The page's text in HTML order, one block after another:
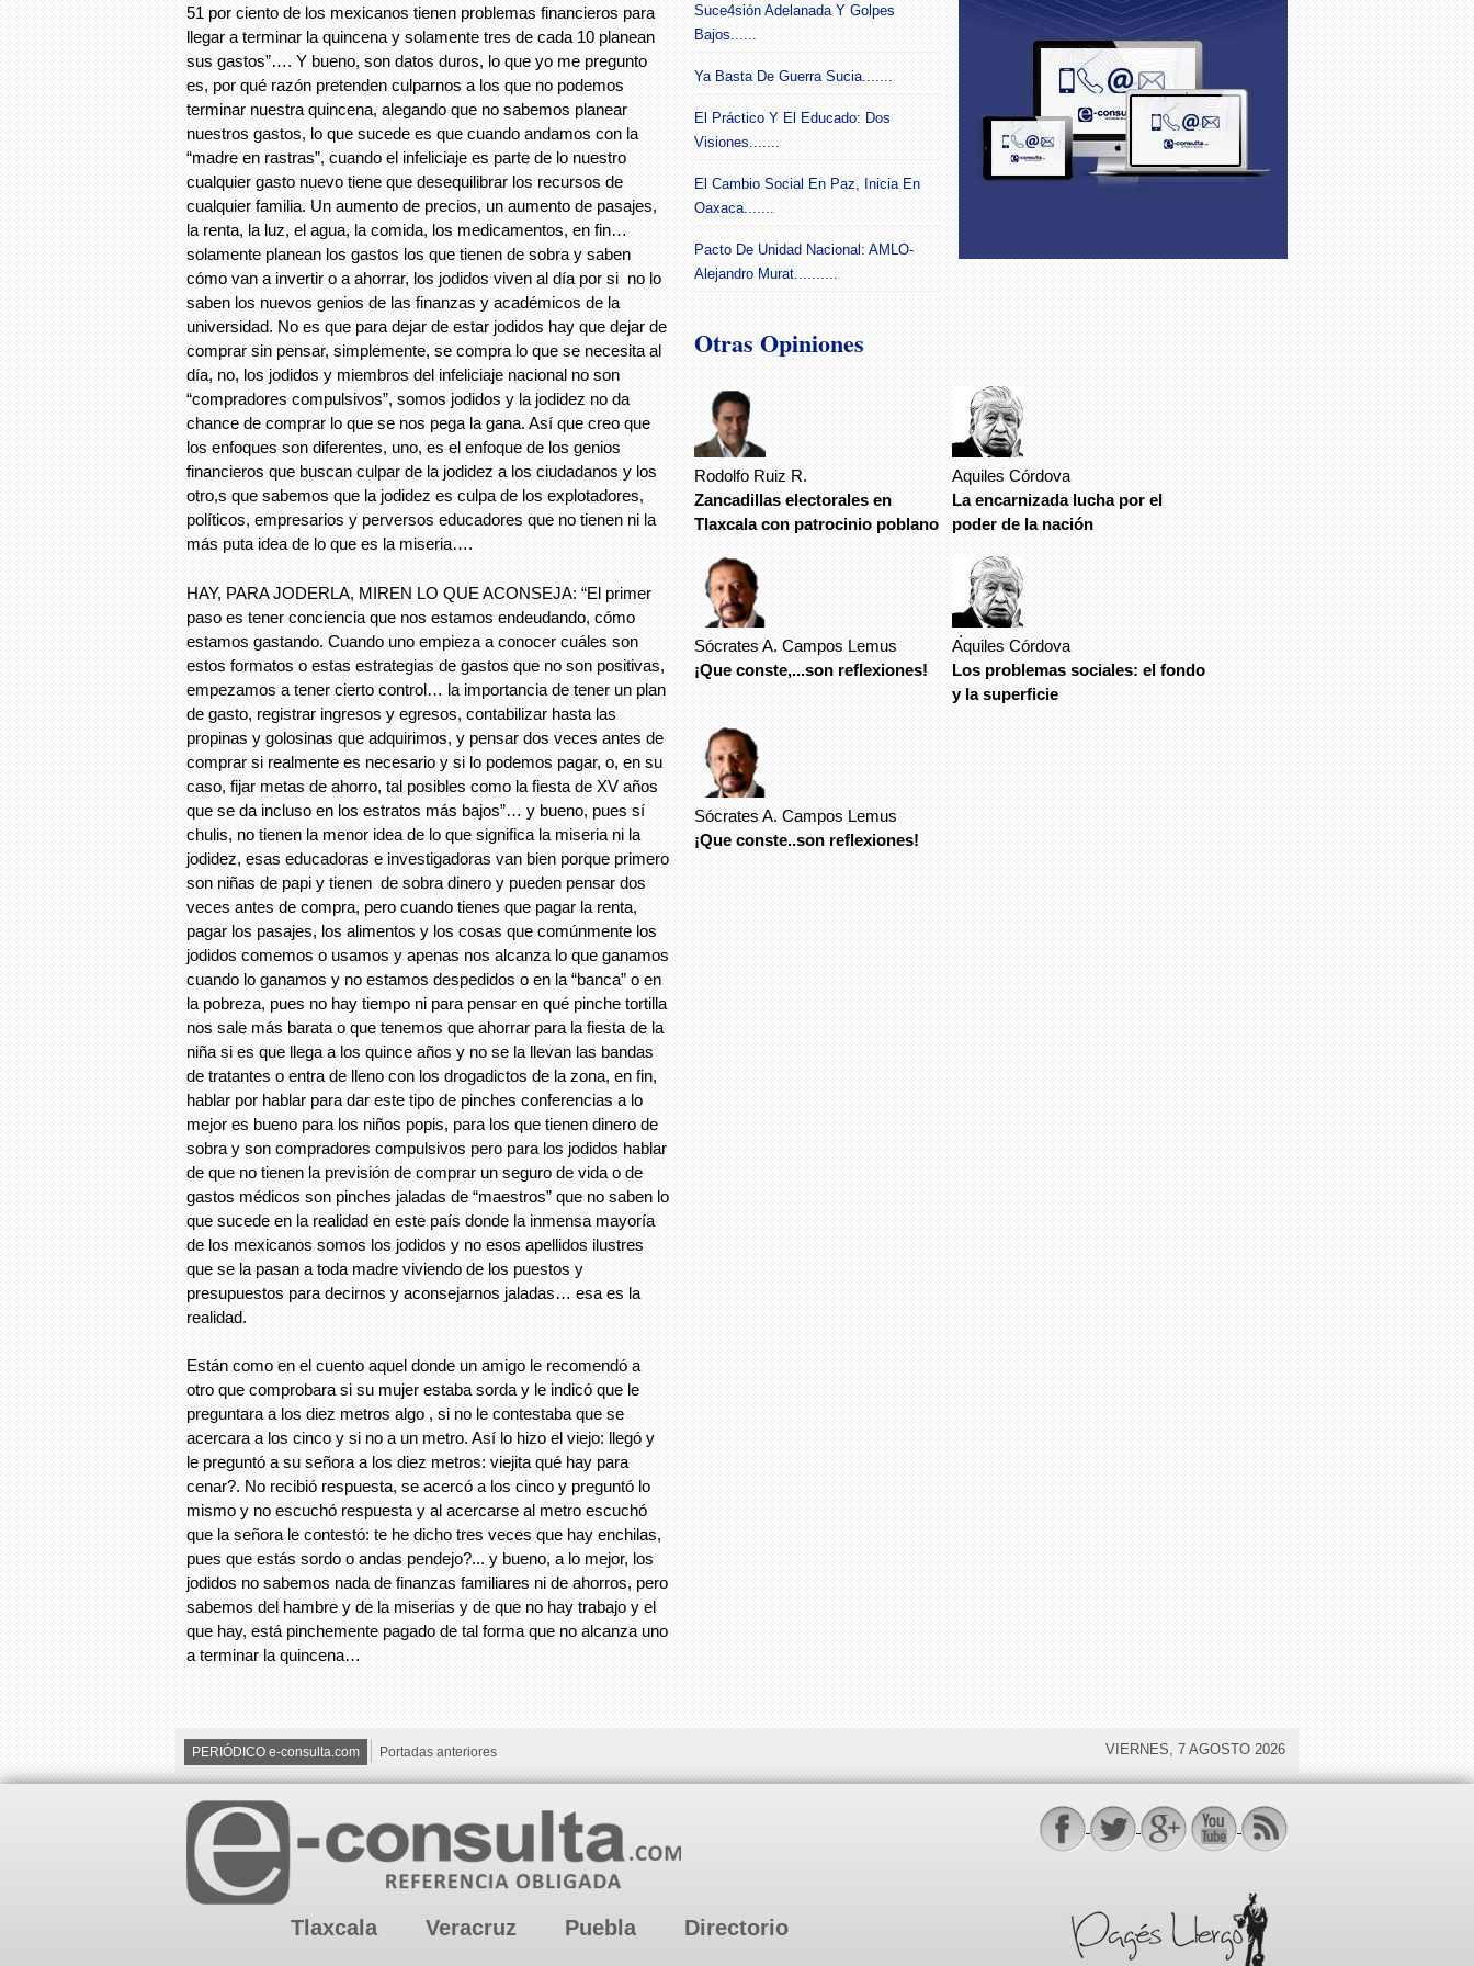
51 por ciento de los mexicanos tienen problemas financieros para
llegar a terminar la quincena y solamente tres de cada 10 planean
sus gastos”…. Y bueno, son datos duros, lo que yo me pregunto
es, por qué razón pretenden culparnos a los que no podemos
terminar nuestra quincena, alegando que no sabemos planear
nuestros gastos, lo que sucede es que cuando andamos con la
“madre en rastras”, cuando el infeliciaje es parte de lo nuestro
cualquier gasto nuevo tiene que desequilibrar los recursos de
cualquier familia. Un aumento de precios, un aumento de pasajes,
la renta, la luz, el agua, la comida, los medicamentos, en fin…
solamente planean los gastos los que tienen de sobra y saben
cómo van a invertir o a ahorrar, los jodidos viven al día por si no lo
saben los nuevos genios de las finanzas y académicos de la
universidad. No es que para dejar de estar jodidos hay que dejar de
comprar sin pensar, simplemente, se compra lo que se necesita al
día, no, los jodidos y miembros del infeliciaje nacional no son
“compradores compulsivos”, somos jodidos y la jodidez no da
chance de comprar lo que se nos pega la gana. Así que creo que
los enfoques son diferentes, uno, es el enfoque de los genios
financieros que buscan culpar de la jodidez a los ciudadanos y los
otro,s que sabemos que la jodidez es culpa de los explotadores,
políticos, empresarios y perversos educadores que no tienen ni la
más puta idea de lo que es la miseria….
HAY, PARA JODERLA, MIREN LO QUE ACONSEJA: “El primer
paso es tener conciencia que nos estamos endeudando, cómo
estamos gastando. Cuando uno empieza a conocer cuáles son
estos formatos o estas estrategias de gastos que no son positivas,
empezamos a tener cierto control… la importancia de tener un plan
de gasto, registrar ingresos y egresos, contabilizar hasta las
propinas y golosinas que adquirimos, y pensar dos veces antes de
comprar si realmente es necesario y si lo podemos pagar, o, en su
caso, fijar metas de ahorro, tal posibles como la fiesta de XV años
que se da incluso en los estratos más bajos”… y bueno, pues sí
chulis, no tienen la menor idea de lo que significa la miseria ni la
jodidez, esas educadoras e investigadoras van bien porque primero
son niñas de papi y tienen de sobra dinero y pueden pensar dos
veces antes de compra, pero cuando tienes que pagar la renta,
pagar los pasajes, los alimentos y los cosas que comúnmente los
jodidos comemos o usamos y apenas nos alcanza lo que ganamos
cuando lo ganamos y no estamos despedidos o en la “banca” o en
la pobreza, pues no hay tiempo ni para pensar en qué pinche tortilla
nos sale más barata o que tenemos que ahorrar para la fiesta de la
niña si es que llega a los quince años y no se la llevan las bandas
de tratantes o entra de lleno con los drogadictos de la zona, en fin,
hablar por hablar para dar este tipo de pinches conferencias a lo
mejor es bueno para los niños popis, para los que tienen dinero de
sobra y son compradores compulsivos pero para los jodidos hablar
de que no tienen la previsión de comprar un seguro de vida o de
gastos médicos son pinches jaladas de “maestros” que no saben lo
que sucede en la realidad en este país donde la inmensa mayoría
de los mexicanos somos los jodidos y no esos apellidos ilustres
que se la pasan a toda madre viviendo de los puestos y
presupuestos para decirnos y aconsejarnos jaladas… esa es la
realidad.
Están como en el cuento aquel donde un amigo le recomendó a
otro que comprobara si su mujer estaba sorda y le indicó que le
preguntara a los diez metros algo , si no le contestaba que se
acercara a los cinco y si no a un metro. Así lo hizo el viejo: llegó y
le preguntó a su señora a los diez metros: viejita qué hay para
cenar?. No recibió respuesta, se acercó a los cinco y preguntó lo
mismo y no escuchó respuesta y al acercarse al metro escuchó
que la señora le contestó: te he dicho tres veces que hay enchilas,
pues que estás sordo o andas pendejo?... y bueno, a lo mejor, los
jodidos no sabemos nada de finanzas familiares ni de ahorros, pero
sabemos del hambre y de la miserias y de que no hay trabajo y el
que hay, está pinchemente pagado de tal forma que no alcanza uno
a terminar la quincena…
Suce4sión Adelanada Y Golpes
Bajos......
Ya Basta De Guerra Sucia.......
El Práctico Y El Educado: Dos
Visiones.......
El Cambio Social En Paz, Inicia En
Oaxaca.......
Pacto De Unidad Nacional: AMLO-
Alejandro Murat..........
Otras Opiniones
Rodolfo Ruiz R.
Zancadillas electorales en
Tlaxcala con patrocinio poblano
Aquiles Córdova
La encarnizada lucha por el
poder de la nación
Sócrates A. Campos Lemus
¡Que conste,...son reflexiones!
Aquiles Córdova
Los problemas sociales: el fondo
y la superficie
Sócrates A. Campos Lemus
¡Que conste..son reflexiones!
.
PERIÓDICO e-consulta.com Portadas anteriores VIERNES, 7 AGOSTO 2026
Tlaxcala Veracruz Puebla Directorio